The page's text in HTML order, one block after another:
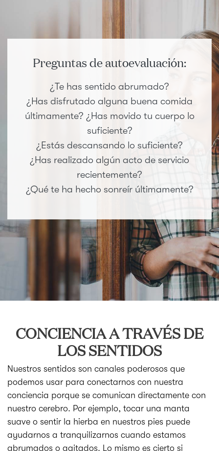
Preguntas de autoevaluación:
¿Te has sentido abrumado?
¿Has disfrutado alguna buena comida
últimamente? ¿Has movido tu cuerpo lo
suficiente?
¿Estás descansando lo suficiente?
¿Has realizado algún acto de servicio
recientemente?
¿Qué te ha hecho sonreír últimamente?
CONCIENCIA A TRAVÉS DE
LOS SENTIDOS
Nuestros sentidos son canales poderosos que
podemos usar para conectarnos con nuestra
conciencia porque se comunican directamente con
nuestro cerebro. Por ejemplo, tocar una manta
suave o sentir la hierba en nuestros pies puede
ayudarnos a tranquilizarnos cuando estamos
abrumados o agitados. Lo mismo es cierto si